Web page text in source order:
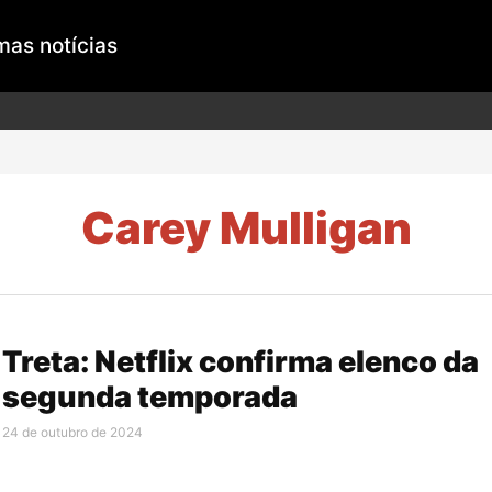
notícias
Carey Mulligan
Treta: Netflix confirma elenco da
segunda temporada
24 de outubro de 2024